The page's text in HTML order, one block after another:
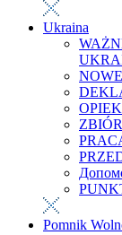
Ukraina
Pomnik